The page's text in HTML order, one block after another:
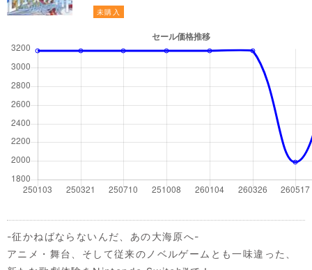
未購入
-征かねばならないんだ、あの大海原へ-
アニメ・舞台、そして従来のノベルゲームとも一味違った、